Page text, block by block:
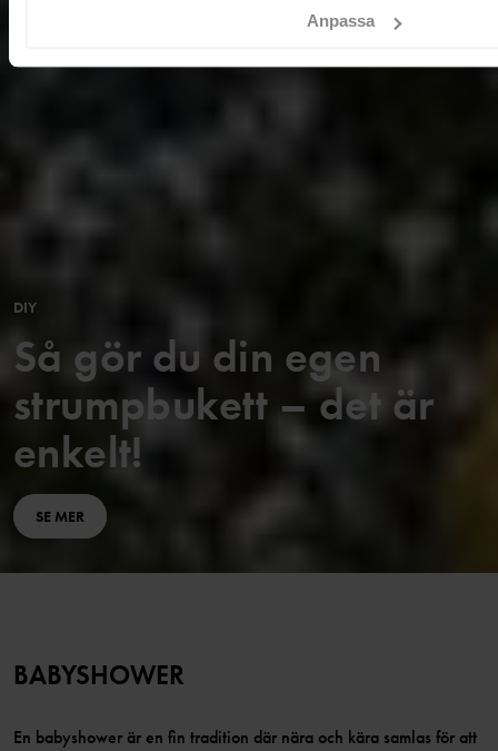
Anpassa
DIY
Så gör du din egen
strumpbukett – det är
enkelt!
SE MER
BABYSHOWER
En babyshower är en fin tradition där nära och kära samlas för att